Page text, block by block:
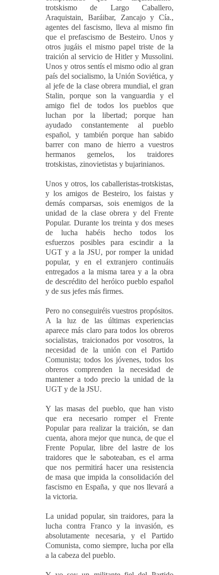
trotskismo de Largo Caballero,
Araquistain, Baráibar, Zancajo y Cía.,
agentes del fascismo, lleva al mismo fin
que el prefascismo de Besteiro. Unos y
otros jugáis el mismo papel triste de la
traición al servicio de Hitler y Mussolini.
Unos y otros sentís el mismo odio al gran
país del socialismo, la Unión Soviética, y
al jefe de la clase obrera mundial, el gran
Stalin, porque son la vanguardia y el
amigo fiel de todos los pueblos que
luchan por la libertad; porque han
ayudado constantemente al pueblo
español, y también porque han sabido
barrer con mano de hierro a vuestros
hermanos gemelos, los traidores
trotskistas, zinovietistas y bujarinianos.
Unos y otros, los caballeristas-trotskistas,
y los amigos de Besteiro, los faistas y
demás comparsas, sois enemigos de la
unidad de la clase obrera y del Frente
Popular. Durante los treinta y dos meses
de lucha habéis hecho todos los
esfuerzos posibles para escindir a la
UGT y a la JSU, por romper la unidad
popular, y en el extranjero continuáis
entregados a la misma tarea y a la obra
de descrédito del heróico pueblo español
y de sus jefes más firmes.
Pero no conseguiréis vuestros propósitos.
A la luz de las últimas experiencias
aparece más claro para todos los obreros
socialistas, traicionados por vosotros, la
necesidad de la unión con el Partido
Comunista; todos los jóvenes, todos los
obreros comprenden la necesidad de
mantener a todo precio la unidad de la
UGT y de la JSU.
Y las masas del pueblo, que han visto
que era necesario romper el Frente
Popular para realizar la traición, se dan
cuenta, ahora mejor que nunca, de que el
Frente Popular, libre del lastre de los
traidores que le saboteaban, es el arma
que nos permitirá hacer una resistencia
de masa que impida la consolidación del
fascismo en España, y que nos llevará a
la victoria.
La unidad popular, sin traidores, para la
lucha contra Franco y la invasión, es
absolutamente necesaria, y el Partido
Comunista, como siempre, lucha por ella
a la cabeza del pueblo.